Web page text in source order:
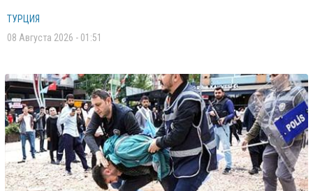
ТУРЦИЯ
08 Августа 2026 - 01:51